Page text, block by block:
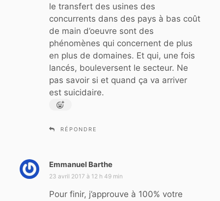
le transfert des usines des
concurrents dans des pays à bas coût
de main d’oeuvre sont des
phénomènes qui concernent de plus
en plus de domaines. Et qui, une fois
lancés, bouleversent le secteur. Ne
pas savoir si et quand ça va arriver
est suicidaire.
RÉPONDRE
Emmanuel Barthe
i
23 avril 2017 à 12 h 49 min
Pour finir, j’approuve à 100% votre